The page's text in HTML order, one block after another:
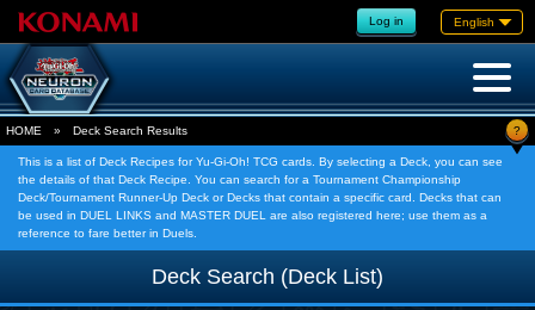
Log in English
HOME » Deck Search Results ?
This is a list of Deck Recipes for Yu-Gi-Oh! TCG cards. By selecting a Deck, you can see
the details of that Deck Recipe. You can search for a Tournament Championship
Deck/Tournament Runner-Up Deck or Decks that contain a specific card. Decks that can
be used in DUEL LINKS and MASTER DUEL are also registered here; use them as a
reference to fare better in Duels.
Deck Search (Deck List)